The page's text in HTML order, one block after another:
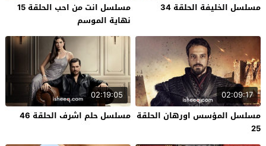
مسلسل الخليفة الحلقة 34
مسلسل انت من احب الحلقة 15
نهاية الموسم
02:09:17
مسلسل المؤسس اورهان الحلقة
25
02:19:05
مسلسل حلم اشرف الحلقة 46